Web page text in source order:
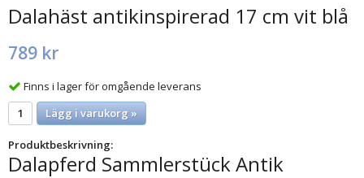
Dalahäst antikinspirerad 17 cm vit blå
789 kr
Finns i lager för omgående leverans
Lägg i varukorg »
Produktbeskrivning:
Dalapferd Sammlerstück Antik